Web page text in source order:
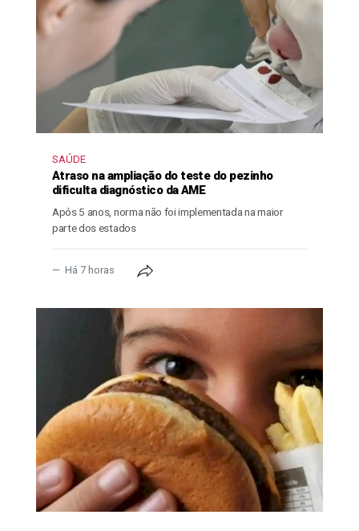
SAÚDE
Atraso na ampliação do teste do pezinho
dificulta diagnóstico da AME
Após 5 anos, norma não foi implementada na maior
parte dos estados
Há 7 horas